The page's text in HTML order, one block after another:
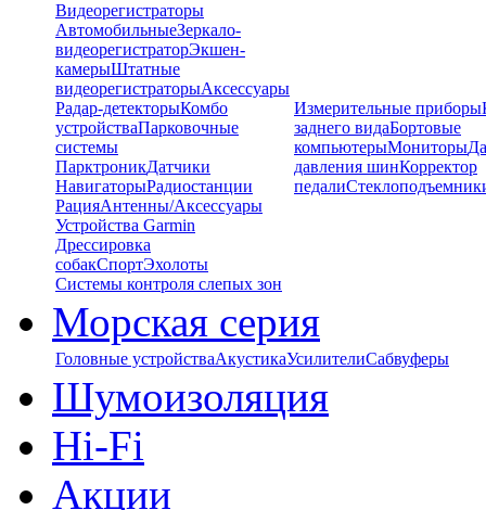
Видеорегистраторы
АвтомобильныеЗеркало-
видеорегистраторЭкшен-
камерыШтатные
видеорегистраторыАксессуары
Радар-детекторыКомбо
устройстваПарковочные
системы
ПарктроникДатчики
НавигаторыРадиостанции
РацияАнтенны/Аксессуары
Устройства Garmin
Дрессировка
собакСпортЭхолоты
Системы контроля слепых зон
Измерительные приборы
заднего видаБортовые
компьютерыМониторы
давления шинКорректор
педали
Морская серия
Головные устройстваАкустикаУсилителиСабвуферы
Шумоизоляция
Hi-Fi
Акции